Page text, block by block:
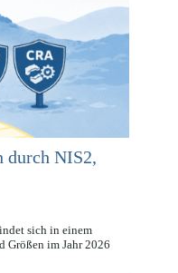
NIS2,
sich in einem
im Jahr 2026